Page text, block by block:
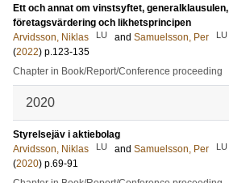
Ett och annat om vinstsyftet, generalklausulen,
företagsvärdering och likhetsprincipen
Arvidsson, Niklas
LU and Samuelsson, Per LU
(2022) p.123-135
Chapter in Book/Report/Conference proceeding
2020
Styrelsejäv i aktiebolag
Arvidsson, Niklas
LU and Samuelsson, Per LU
(2020) p.69-91